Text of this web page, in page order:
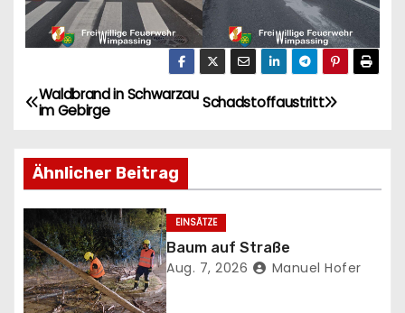
B
t
r
a
Schadstoffaustritt
Waldbrand in Schwarzau
im Gebirge
Ähnlicher Beitrag
EINSÄTZE
Baum auf Straße
Aug. 7, 2026 Manuel Hofer